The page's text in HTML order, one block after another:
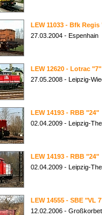
LEW 11033 - Bfk
27.03.2004 - Espenhain
LEW 12620 - Lotrac "7"
27.05.2008 - Leipzig-
LEW 14193 - RBB "24"
02.04.2009 - Leipzig-
LEW 14193 - RBB "24"
02.04.2009 - Leipzig-
LEW 14555 - SBE "VL
12.02.2006 -